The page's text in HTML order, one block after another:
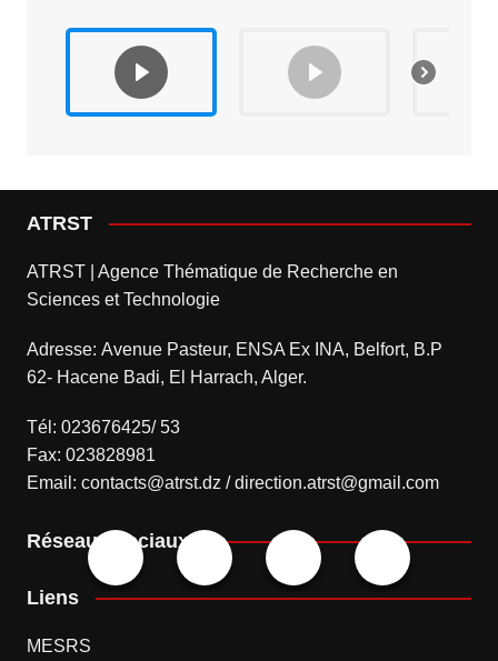
ATRST
ATRST | Agence Thématique de Recherche en
Sciences et Technologie
Adresse: Avenue Pasteur, ENSA Ex INA, Belfort, B.P
62- Hacene Badi, El Harrach, Alger.
Tél: 023676425/ 53
Fax: 023828981
Email: contacts@atrst.dz / direction.atrst@gmail.com
Réseaux sociaux
Liens
MESRS